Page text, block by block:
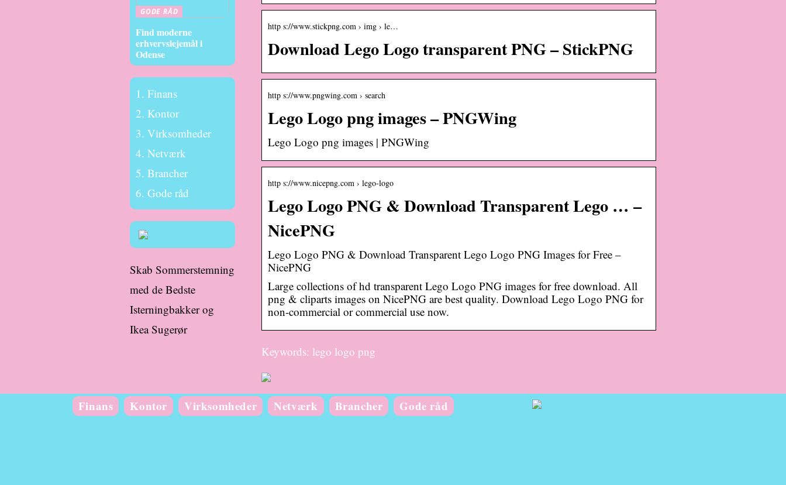
http s://www.stickpng.com › img › le…
Download Lego Logo transparent PNG – StickPNG
http s://www.pngwing.com › search
Lego Logo png images – PNGWing
Lego Logo png images | PNGWing
http s://www.nicepng.com › lego-logo
Lego Logo PNG & Download Transparent Lego … –
NicePNG
Lego Logo PNG & Download Transparent Lego Logo PNG Images for Free –
NicePNG
Large collections of hd transparent Lego Logo PNG images for free download. All
png & cliparts images on NicePNG are best quality. Download Lego Logo PNG for
non-commercial or commercial use now.
Keywords: lego logo png
GODE RÅD
Find moderne
erhvervslejemål i
Odense
Finans
Kontor
Virksomheder
Netværk
Brancher
Gode råd
Skab Sommerstemning
med de Bedste
Isterningbakker og
Ikea Sugerør
Finans Kontor Virksomheder Netværk Brancher Gode råd